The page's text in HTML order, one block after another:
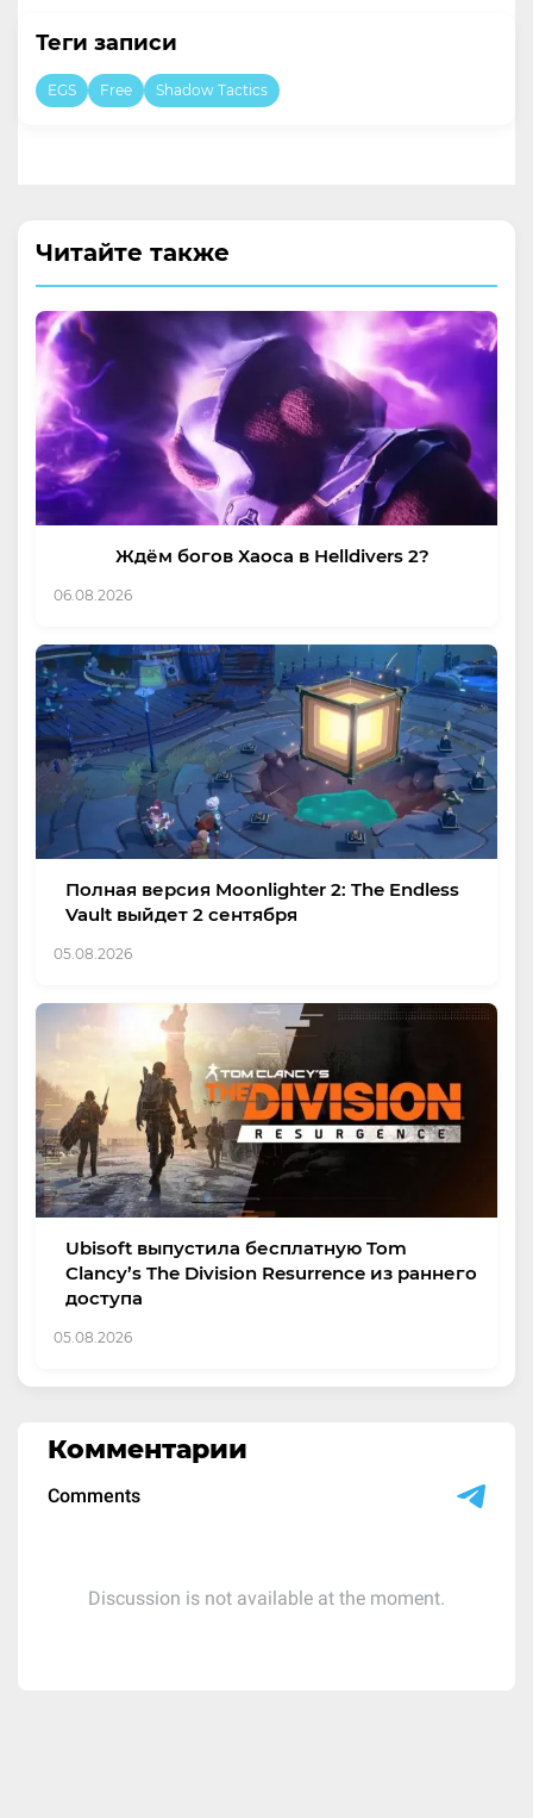
Теги записи
EGS Free Shadow Tactics
Читайте также
Ждём богов Хаоса в Helldivers 2?
06.08.2026
Полная версия Moonlighter 2: The Endless
Vault выйдет 2 сентября
05.08.2026
Ubisoft выпустила бесплатную Tom
Clancy’s The Division Resurrence из раннего
доступа
05.08.2026
Комментарии